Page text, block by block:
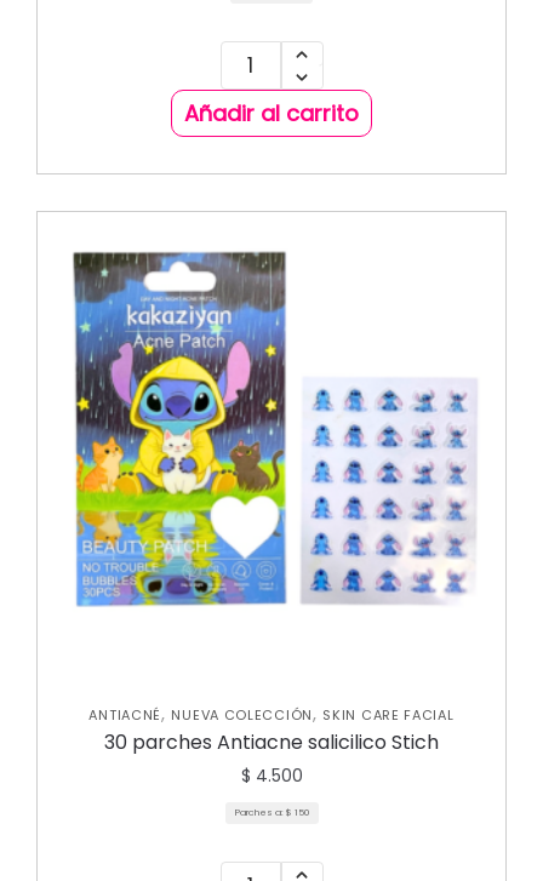
Añadir al carrito
ANTIACNÉ, NUEVA COLECCIÓN, SKIN CARE FACIAL
30 parches Antiacne salicilico Stich
$ 4.500
Parches a: $ 150